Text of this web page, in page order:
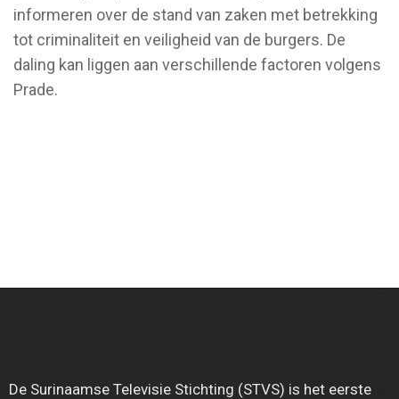
informeren over de stand van zaken met betrekking
tot criminaliteit en veiligheid van de burgers. De
daling kan liggen aan verschillende factoren volgens
Prade.
De Surinaamse Televisie Stichting (STVS) is het eerste